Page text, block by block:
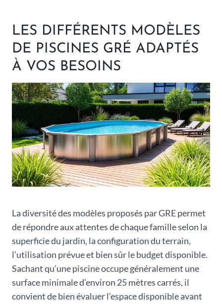
LES DIFFÉRENTS MODÈLES
DE PISCINES GRÉ ADAPTÉS
À VOS BESOINS
La diversité des modèles proposés par GRE permet
de répondre aux attentes de chaque famille selon la
superficie du jardin, la configuration du terrain,
l’utilisation prévue et bien sûr le budget disponible.
Sachant qu’une piscine occupe généralement une
surface minimale d’environ 25 mètres carrés, il
convient de bien évaluer l’espace disponible avant